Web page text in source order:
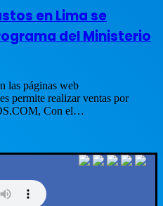
en Lima se
del Ministerio
las páginas web
permite realizar ventas por
Con el…